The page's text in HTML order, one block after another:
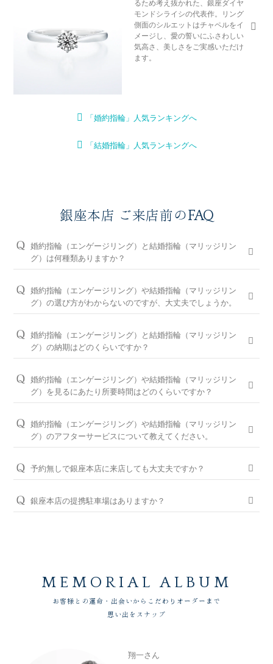
るため考え抜かれた、銀座ダイヤ
モンドシライシの代表作。リング
側面のシルエットはチャペルをイ
メージし、愛の誓いにふさわしい
気高さ、美しさをご実感いただけ
ます。
「婚約指輪」人気ランキングへ
「結婚指輪」人気ランキングへ
銀座本店 ご来店前のFAQ
婚約指輪（エンゲージリング）と結婚指輪（マリッジリン
グ）は何種類ありますか？
のデザインや、シンプルからゴージャスまで、豊富なラインナ
ップをご用意しております。オプションを組み合わせると数万
通りの中から、おふたりらしさを叶える婚約指輪と結婚指輪を
※ホームページで掲載しているのは一部の商品です。
結婚指輪の閲覧人気ランキングはこちら
婚約指輪（エンゲージリング）や結婚指輪（マリッジリン
グ）の選び方がわからないのですが、大丈夫でしょうか。
ンシェルジュが、普段のイメージやライフスタイル、ご予算等
をお伺いして、ダイヤモンドとデザインをご提案させていただ
きます。
お客様に寄り添い続けてきた銀座ダイヤモンドシライシだから
こそ、骨格×指輪診断で似合うと好きを同時に叶えるパーフェ
クトフィットカウンセリングもございます。銀座ダイヤモンド
ートさせていただきますのでご安心ください。
パーフェクトフィットカウンセリングは全店でお受けできます
パーフェクトフィットカウンセリングと銀座ダイヤモンド
婚約指輪（エンゲージリング）と結婚指輪（マリッジリン
グ）の納期はどのくらいですか？
ステムのため、ご注文いただいてから概ね1か月～2ヶ月程いた
だいております。婚約指輪をプロポーズの際に贈られる場合
は、予定日の2～3ヶ月程前、結婚指輪をご入籍や両家顔合わせ
に余裕を持ってご準備いただくと安心です。
お急ぎの場合はコンシェルジュにご相談ください。
婚約指輪（エンゲージリング）や結婚指輪（マリッジリン
グ）を見るにあたり所要時間はどのくらいですか？
案内が可能ですのでお気軽にお申し付けください。
ご来店予約はこちら
婚約指輪（エンゲージリング）や結婚指輪（マリッジリン
グ）のアフターサービスについて教えてください。
ただけるように、無期限メンテナンスを何度でもお受けできる
「永久保証サービス」を、全国の店舗にてご提供しておりま
お近くの銀座ダイヤモンドシライシの店舗へお気軽にご相談く
ださい。
「メレ揺れ／メレ落ち補修」「金属アレルギー対応リング有」
「新品交換（有料）」などがあります。
永久保証サービスについて
予約無しで銀座本店に来店しても大丈夫ですか？
WEBでの来店予約がおすすめです。
ダイヤル（8:00～22:00）:0078-6000-5222 ）にて承ります。ご
試着したいリングのイメージなどございましたら、ご予約時に
お伝えいただくとスムーズにご案内が可能です。
銀座本店の提携駐車場はありますか？
MEMORIAL ALBUM
お客様との運命・出会いからこだわりオーダーまで
思い出をスナップ
翔一さん